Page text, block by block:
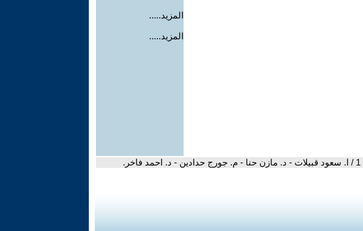
المزيد.....
المزيد.....